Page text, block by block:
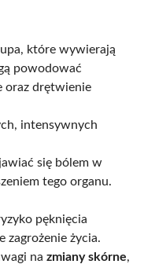
które wywierają
powodować
oraz drętwienie
intensywnych
się bólem w
tego organu.
pęknięcia
zagrożenie życia.
na zmiany skórne,